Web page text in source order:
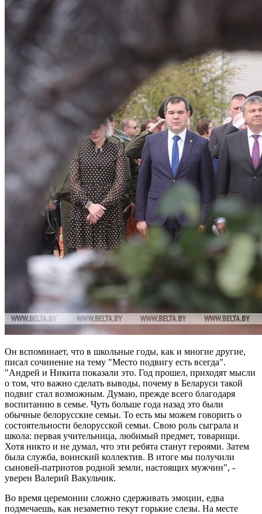
Он вспоминает, что в школьные годы, как и многие другие,
писал сочинение на тему "Место подвигу есть всегда".
"Андрей и Никита показали это. Год прошел, приходят мысли
о том, что важно сделать выводы, почему в Беларуси такой
подвиг стал возможным. Думаю, прежде всего благодаря
воспитанию в семье. Чуть больше года назад это были
обычные белорусские семьи. То есть мы можем говорить о
состоятельности белорусской семьи. Свою роль сыграла и
школа: первая учительница, любимый предмет, товарищи.
Хотя никто и не думал, что эти ребята станут героями. Затем
была служба, воинский коллектив. В итоге мы получили
сыновей-патриотов родной земли, настоящих мужчин", -
уверен Валерий Вакульчик.
Во время церемонии сложно сдерживать эмоции, едва
подмечаешь, как незаметно текут горькие слезы. На месте